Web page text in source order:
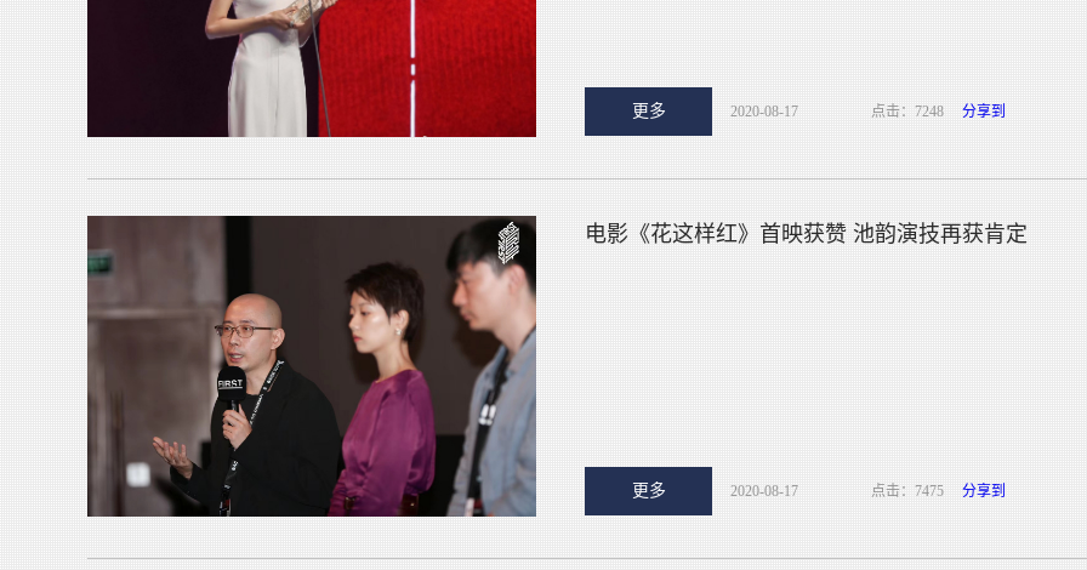
更多 2020-08-17 点击：7248 分享到
电影《花这样红》首映获赞 池韵演技再获肯定
更多 2020-08-17 点击：7475 分享到